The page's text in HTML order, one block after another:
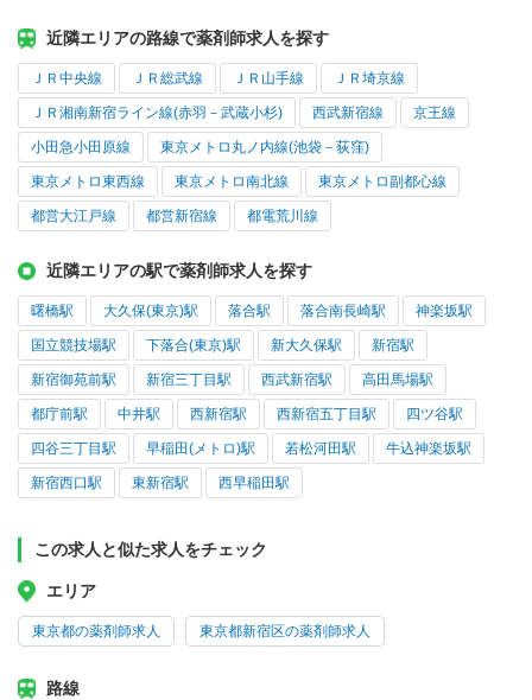
近隣エリアの路線で薬剤師求人を探す
ＪＲ中央線 ＪＲ総武線 ＪＲ山手線 ＪＲ埼京線
ＪＲ湘南新宿ライン線(赤羽－武蔵小杉) 西武新宿線 京王線
小田急小田原線 東京メトロ丸ノ内線(池袋－荻窪)
東京メトロ東西線 東京メトロ南北線 東京メトロ副都心線
都営大江戸線 都営新宿線 都電荒川線
近隣エリアの駅で薬剤師求人を探す
曙橋駅 大久保(東京)駅 落合駅 落合南長崎駅 神楽坂駅
国立競技場駅 下落合(東京)駅 新大久保駅 新宿駅
新宿御苑前駅 新宿三丁目駅 西武新宿駅 高田馬場駅
都庁前駅 中井駅 西新宿駅 西新宿五丁目駅 四ツ谷駅
四谷三丁目駅 早稲田(メトロ)駅 若松河田駅 牛込神楽坂駅
新宿西口駅 東新宿駅 西早稲田駅
この求人と似た求人をチェック
エリア
東京都の薬剤師求人 東京都新宿区の薬剤師求人
路線